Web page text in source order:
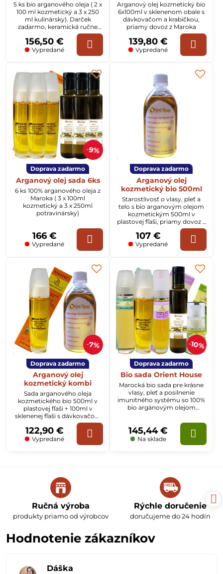
5 ks bio arganového oleja ( 2 x
100 ml kozmetický a 3 x 250
ml kulinársky). Darček
zadarmo, keramická ručne
maľovaná nádoba na olej z
Malorky.
Vypredané
156,50 €
Arganový olej kozmetický bio
6x100ml v sklenenom obale s
dávkovačom a krabičkou,
priamy dovoz z Maroka
Vypredané
139,80 €
9%
Doprava zadarmo
Arganový olej sada 6ks
6 ks 100% arganového oleja z
Maroka ( 3 x 100ml
kozmetický a 3 x 250ml
potravinársky)
Vypredané
166 €
Doprava zadarmo
Arganový olej
kozmetický bio 500ml
Starostlivosť o vlasy, pleť a
telo s bio arganovým olejom
kozmetickým 500ml v
plastovej fľaši, priamy dovoz z
Vypredané
107 €
7%
Doprava zadarmo
Arganový olej
kozmetický kombi
Sada arganového oleja
kozmetického bio 500ml v
plastovej fľaši + 100ml v
sklenenej fľaši s dávkovačom
Vypredané
122,90 €
10%
Doprava zadarmo
Bio sada Orient House
Marocká bio sada pre krásne
vlasy, pleť a posilnenie
imunitného systému so 100%
bio argánovým olejom
olejom potravinárskym a
opunciovým olejom z Maroka.
Na sklade
145,44 €
Ručná výroba
produkty priamo od výrobcov
Rýchle doručenie
doručujeme do 24 hodín
Hodnotenie zákazníkov
Dáška